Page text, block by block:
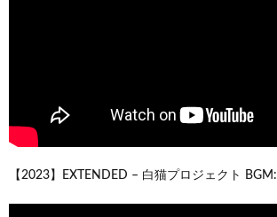
【2023】EXTENDED – 白猫プロジェクト BGM: